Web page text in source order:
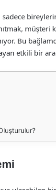
müşteri
Bu
etkili bir